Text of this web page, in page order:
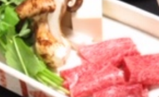
雪月花 炭火焼